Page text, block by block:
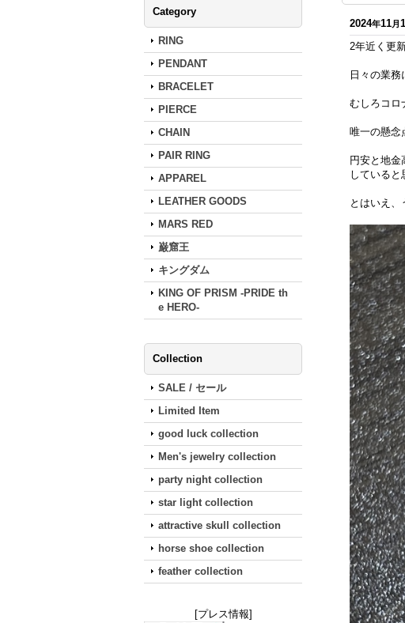
Category
RING
PENDANT
BRACELET
PIERCE
CHAIN
PAIR RING
APPAREL
LEATHER GOODS
MARS RED
巌窟王
キングダム
KING OF PRISM -PRIDE th
e HERO-
Collection
SALE / セール
Limited Item
good luck collection
Men's jewelry collection
party night collection
star light collection
attractive skull collection
horse shoe collection
feather collection
[プレス情報]
2024年11月
2年近く更
日々の業
むしろコロ
唯一の懸念
円安と地
していると
とはいえ、